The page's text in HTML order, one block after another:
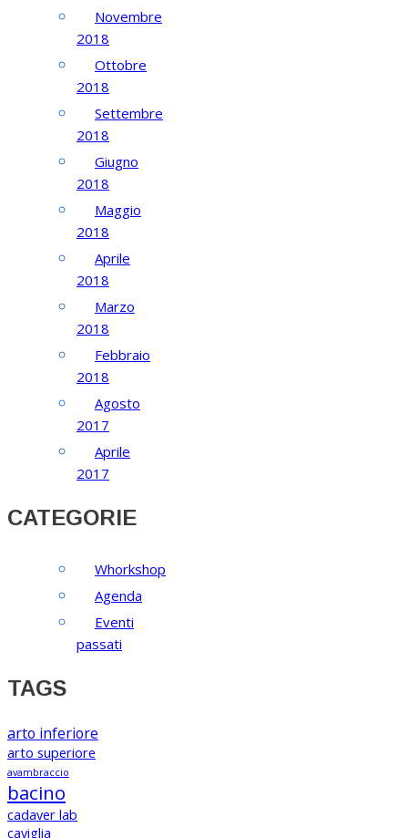
Novembre
2018
Ottobre
2018
Settembre
2018
Giugno
2018
Maggio
2018
Aprile
2018
Marzo
2018
Febbraio
2018
Agosto
2017
Aprile
2017
CATEGORIE
Whorkshop
Agenda
Eventi
passati
TAGS
arto inferiore
arto superiore
avambraccio
bacino
cadaver lab
caviglia